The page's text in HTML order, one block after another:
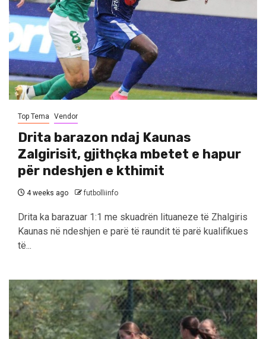
Top Tema Vendor
Drita barazon ndaj Kaunas
Zalgirisit, gjithçka mbetet e hapur
për ndeshjen e kthimit
4 weeks ago futbolliinfo
Drita ka barazuar 1:1 me skuadrën lituaneze të Zhalgiris
Kaunas në ndeshjen e parë të raundit të parë kualifikues
të...